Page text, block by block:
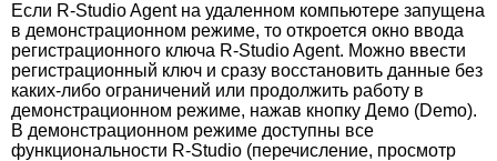
Если R-Studio Agent на удаленном компьютере запущена
в демонстрационном режиме, то откроется окно ввода
регистрационного ключа R-Studio Agent. Можно ввести
регистрационный ключ и сразу восстановить данные без
каких-либо ограничений или продолжить работу в
демонстрационном режиме, нажав кнопку Демо (Demo).
В демонстрационном режиме доступны все
функциональности R-Studio (перечисление, просмотр